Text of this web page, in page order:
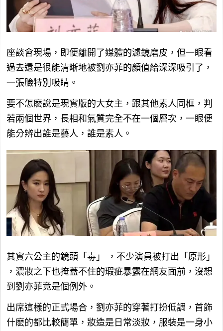
座談會現場，即便離開了媒體的濾鏡磨皮，但一眼看
過去還是很能清晰地被劉亦菲的顏值給深深吸引了，
一張臉特別吸睛。
要不怎麽說是現實版的大女主，跟其他素人同框，判
若兩個世界，長相和氣質完全不在一個層次，一眼便
能分辨出誰是藝人，誰是素人。
其實六公主的鏡頭「毒」 ，不少演員被打出「原形」
，濃妝之下也掩蓋不住的瑕疵暴露在網友面前，沒想
到劉亦菲竟是個例外。
出席這樣的正式場合，劉亦菲的穿著打扮低調，首飾
什麽的都比較簡單，妝造是日常淡妝，服裝是一身小